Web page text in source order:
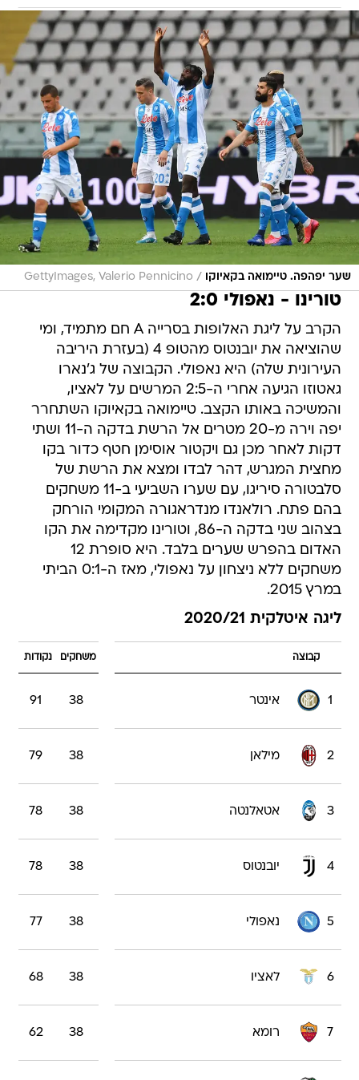
שער יפהפה. טיימואה בקאיוקו /
GettyImages, Valerio Pennicino
טורינו - נאפולי 2:0
הקרב על ליגת האלופות בסרייה A חם מתמיד, ומי
שהוציאה את יובנטוס מהטופ 4 (בעזרת היריבה
העירונית שלה) היא נאפולי. הקבוצה של ג'נארו
גאטוזו הגיעה אחרי ה-2:5 המרשים על לאציו,
והמשיכה באותו הקצב. טיימואה בקאיוקו השתחרר
יפה וירה מ-20 מטרים אל הרשת בדקה ה-11 ושתי
דקות לאחר מכן גם ויקטור אוסימן חטף כדור בקו
מחצית המגרש, דהר לבדו ומצא את הרשת של
סלבטורה סיריגו, עם שערו השביעי ב-11 משחקים
בהם פתח. רולאנדו מנדראגורה המקומי הורחק
בצהוב שני בדקה ה-86, וטורינו מקדימה את הקו
האדום בהפרש שערים בלבד. היא סופרת 12
משחקים ללא ניצחון על נאפולי, מאז ה-0:1 הביתי
במרץ 2015.
ליגה איטלקית 2020/21
קבוצה משחקים נקודות
1 אינטר 38
91
2 מילאן 38
79
3 אטאלנטה 38
78
4 יובנטוס 38
78
5 נאפולי 38
77
6 לאציו 38
68
7 רומא 38
62